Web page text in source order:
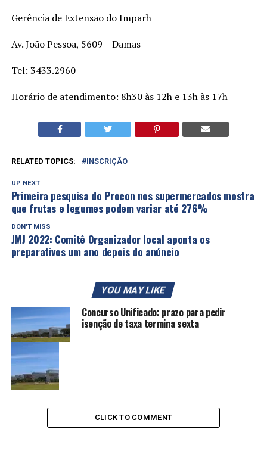
Gerência de Extensão do Imparh
Av. João Pessoa, 5609 – Damas
Tel: 3433.2960
Horário de atendimento: 8h30 às 12h e 13h às 17h
RELATED TOPICS: INSCRIÇÃO
UP NEXT
Primeira pesquisa do Procon nos supermercados mostra
que frutas e legumes podem variar até 276%
DON'T MISS
JMJ 2022: Comitê Organizador local aponta os
preparativos um ano depois do anúncio
YOU MAY LIKE
Concurso Unificado: prazo para pedir
isenção de taxa termina sexta
CLICK TO COMMENT